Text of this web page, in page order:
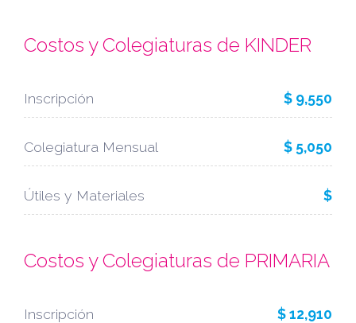
Costos y Colegiaturas de KINDER
Inscripción $ 9,550
Colegiatura Mensual $ 5,050
Útiles y Materiales $
Costos y Colegiaturas de PRIMARIA
Inscripción $ 12,910